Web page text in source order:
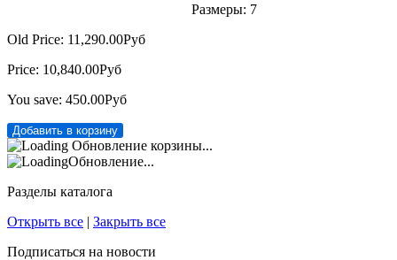
Размеры: 7
Old Price: 11,290.00Руб
Price: 10,840.00Руб
You save: 450.00Руб
Обновление корзины...
Обновление...
Разделы каталога
Открыть все | Закрыть все
Подписаться на новости